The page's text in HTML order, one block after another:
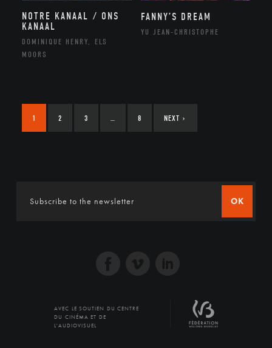
NOTRE KANAAL / ONS
KANAAL
DOMINIQUE HENRY, ELS
MOORS
FANNY’S DREAM
YU JEAN-CHRISTOPHE
1 2 3 8 NEXT ›
OK
AVEC LE SOUTIEN DU CENTRE
DU CINÉMA ET DE
L'AUDIOVISUEL